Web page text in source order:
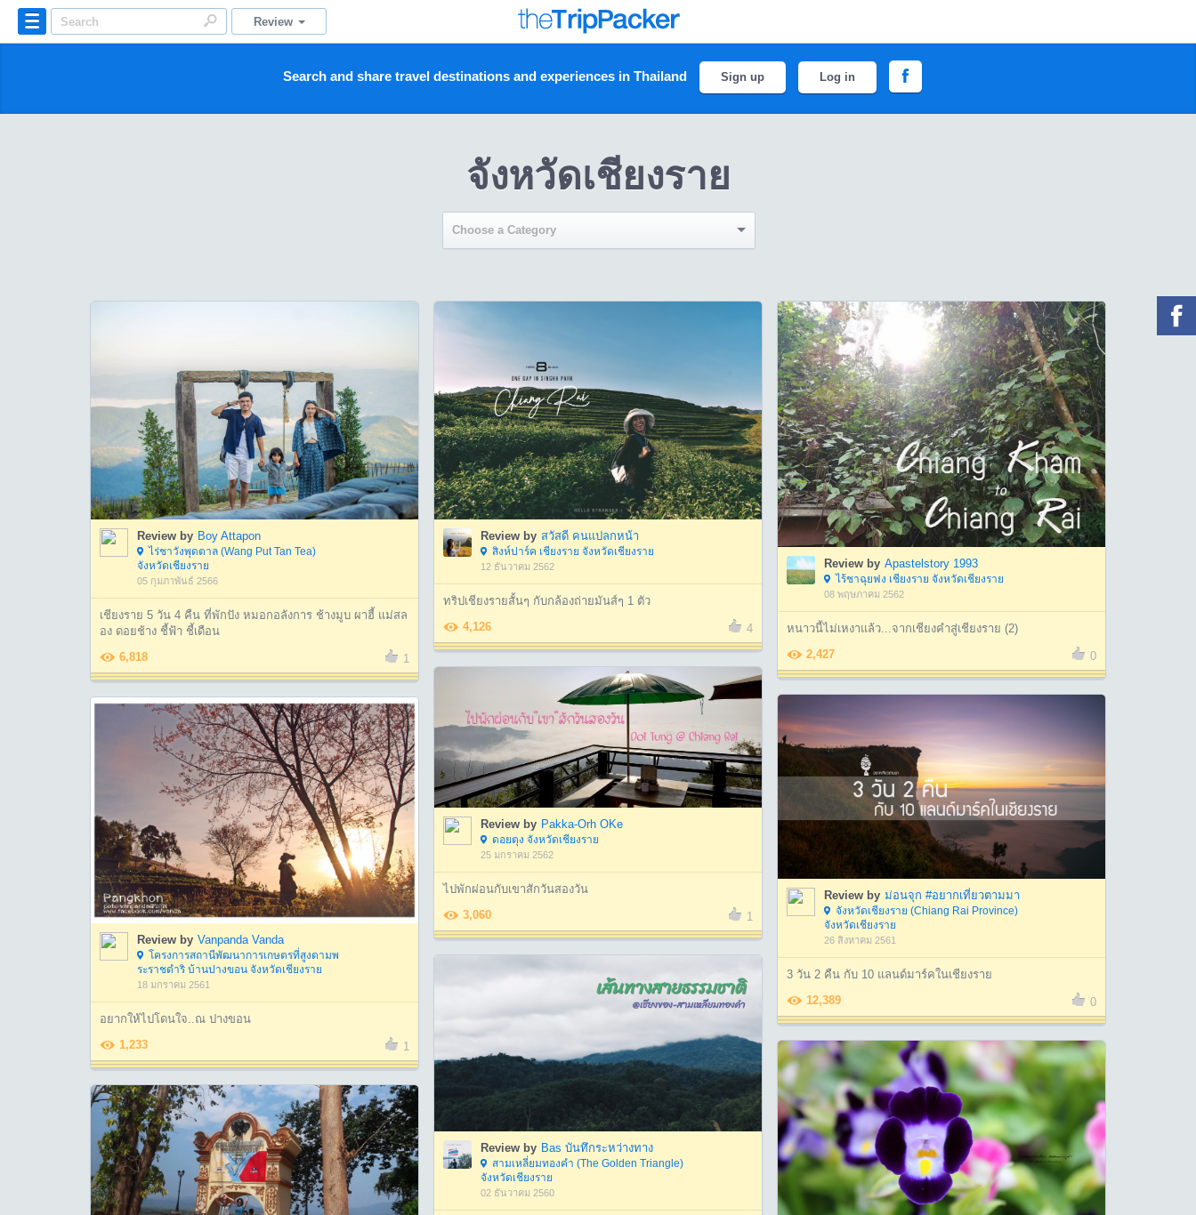
Review
Search and share travel destinations and experiences in Thailand Sign up Log in
จังหวัดเชียงราย
Choose a Category
Review by Boy Attapon
ไร่ชาวังพุดตาล (Wang Put Tan Tea)
จังหวัดเชียงราย
05 กุมภาพันธ์ 2566
เชียงราย 5 วัน 4 คืน ที่พักปัง หมอกอลังการ ช้างมูบ ผาฮี้ แม่สล
อง ดอยช้าง ชี้ฟ้า ชี้เดือน
6,818
1
Review by สวัสดี คนแปลกหน้า
สิงห์ปาร์ค เชียงราย จังหวัดเชียงราย
12 ธันวาคม 2562
ทริปเชียงรายสั้นๆ กับกล้องถ่ายมันส์ๆ 1 ตัว
4,126
4
Review by Apastelstory 1993
ไร้ชาฉุยฟง เชียงราย จังหวัดเชียงราย
08 พฤษภาคม 2562
หนาวนี้ไม่เหงาแล้ว...จากเชียงคำสู่เชียงราย (2)
2,427
0
Review by Pakka-Orh OKe
ดอยตุง จังหวัดเชียงราย
25 มกราคม 2562
ไปพักผ่อนกับเขาสักวันสองวัน
3,060
1
Review by ม่อนจุก #อยากเที่ยวตามมา
จังหวัดเชียงราย (Chiang Rai Province)
จังหวัดเชียงราย
26 สิงหาคม 2561
3 วัน 2 คืน กับ 10 แลนด์มาร์คในเชียงราย
12,389
0
Review by Vanpanda Vanda
โครงการสถานีพัฒนาการเกษตรที่สูงตามพ
ระราชดำริ บ้านปางขอน จังหวัดเชียงราย
18 มกราคม 2561
อยากให้ไปโดนใจ..ณ ปางขอน
1,233
1
Review by Bas บันทึกระหว่างทาง
สามเหลี่ยมทองคำ (The Golden Triangle)
จังหวัดเชียงราย
02 ธันวาคม 2560